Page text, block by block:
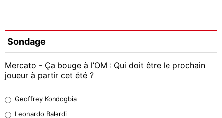
Sondage
Mercato - Ça bouge à l’OM : Qui doit être le prochain
joueur à partir cet été ?
38%
Geoffrey Kondogbia
Leonardo Balerdi